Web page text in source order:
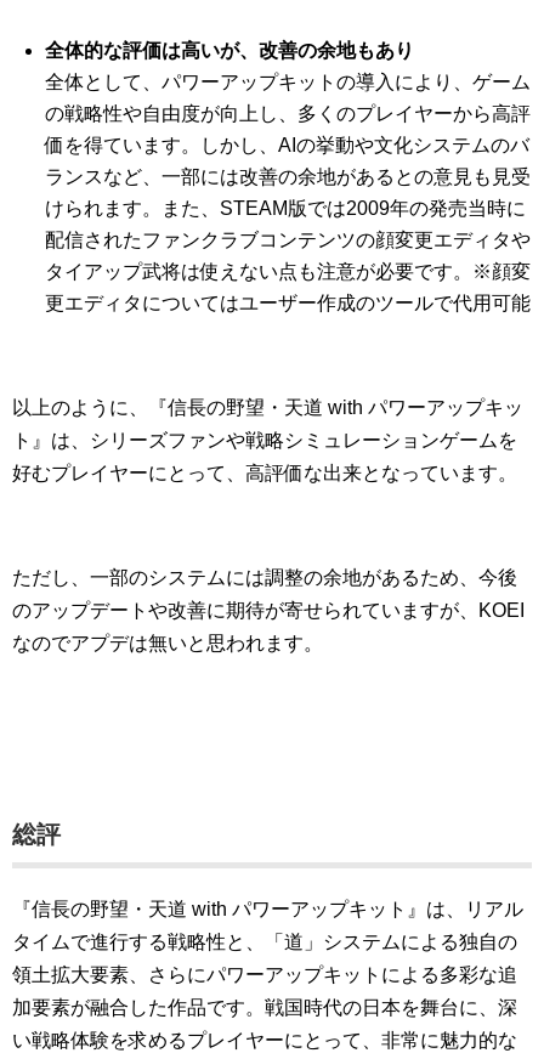
全体的な評価は高いが、改善の余地もあり
全体として、パワーアップキットの導入により、ゲーム
の戦略性や自由度が向上し、多くのプレイヤーから高評
価を得ています。しかし、AIの挙動や文化システムのバ
ランスなど、一部には改善の余地があるとの意見も見受
けられます。また、STEAM版では2009年の発売当時に
配信されたファンクラブコンテンツの顔変更エディタや
タイアップ武将は使えない点も注意が必要です。※顔変
更エディタについてはユーザー作成のツールで代用可能
以上のように、『信長の野望・天道 with パワーアップキッ
ト』は、シリーズファンや戦略シミュレーションゲームを
好むプレイヤーにとって、高評価な出来となっています。
ただし、一部のシステムには調整の余地があるため、今後
のアップデートや改善に期待が寄せられていますが、KOEI
なのでアプデは無いと思われます。
総評
『信長の野望・天道 with パワーアップキット』は、リアル
タイムで進行する戦略性と、「道」システムによる独自の
領土拡大要素、さらにパワーアップキットによる多彩な追
加要素が融合した作品です。戦国時代の日本を舞台に、深
い戦略体験を求めるプレイヤーにとって、非常に魅力的な